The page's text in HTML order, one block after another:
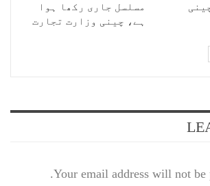
مسلسل جاری رکھا ہوا
ہے، چینی وزارت تجارت
Your email address will not be